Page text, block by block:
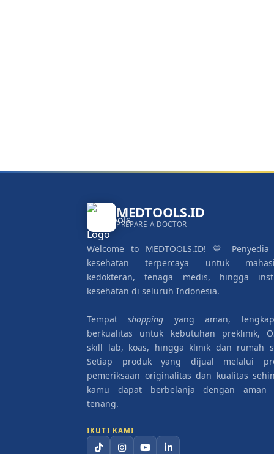
MEDTOOLS.ID
PREPARE A DOCTOR
Welcome to MEDTOOLS.ID! 💙
kesehatan terpercaya untuk
kedokteran, tenaga medis, hingga
kesehatan di seluruh Indonesia.
Tempatshopping yang aman,
berkualitas untuk kebutuhan preklinik,
skill lab, koas, hingga klinik dan rumah
Setiap produk yang dijual melalui
pemeriksaan originalitas dan kualitas
kamu dapat berbelanja dengan aman
tenang.
IKUTI KAMI